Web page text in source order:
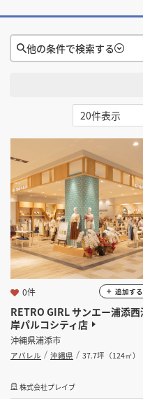
店舗設計施工.comとは
掲載希望のデザイン設計
店舗開業・改装を
他の条件で検索する
業種
設計・施工範囲
設計施工会社
金額
会員ログインすると検索
RETRO GIRL サンエー浦添西
岸パルコシティ店
沖縄県浦添市
アパレル 沖縄県 37.7坪（124㎡）
株式会社プレイブ
0件 追加する